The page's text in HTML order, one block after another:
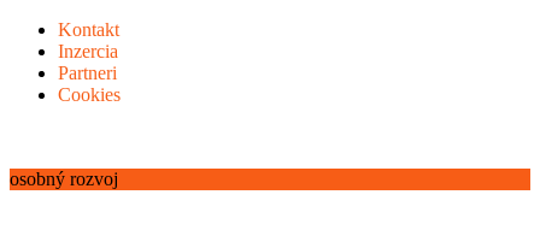
Kontakt
Inzercia
Partneri
Cookies
osobný rozvoj